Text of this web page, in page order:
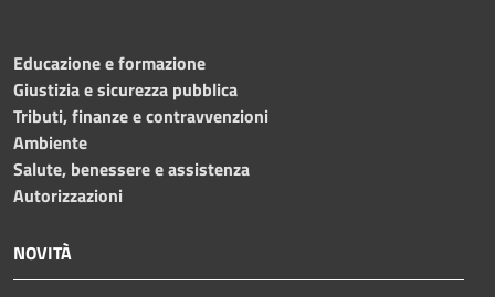
Educazione e formazione
Giustizia e sicurezza pubblica
Tributi, finanze e contravvenzioni
Ambiente
Salute, benessere e assistenza
Autorizzazioni
NOVITÀ